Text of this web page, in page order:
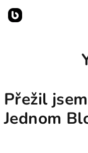
obsah
Přežil
Jednom